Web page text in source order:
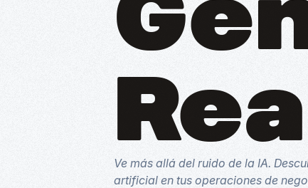
Ve más allá del ruido de la IA.
artificial en tus operaciones de